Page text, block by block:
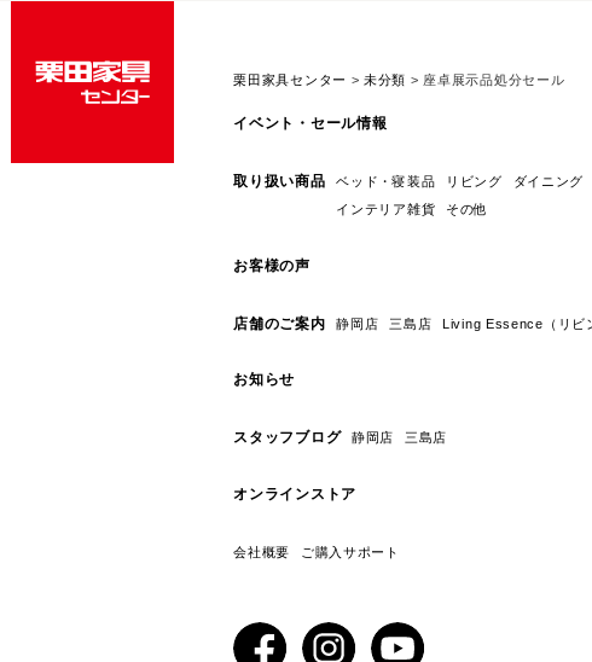
栗田家具センター >未分類 > 座卓展示品処分セール
イベント・セール情報
取り扱い商品 ベッド・寝装品 リビング ダイニング
インテリア雑貨
その他
お客様の声
店舗のご案内 静岡店 三島店 Living Essence（リビ
お知らせ
スタッフブログ 静岡店 三島店
オンラインストア
会社概要 ご購入サポート